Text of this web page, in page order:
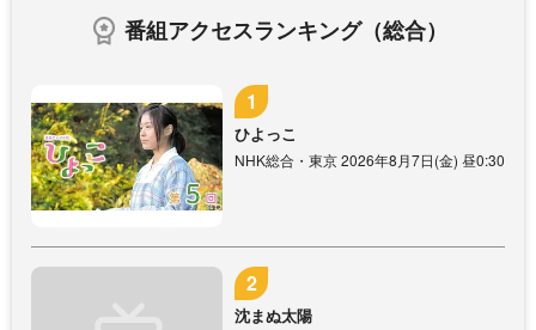
番組アクセスランキング（総合）
ひよっこ
NHK総合・東京 2026年8月7日(金) 昼0:30
沈まぬ太陽